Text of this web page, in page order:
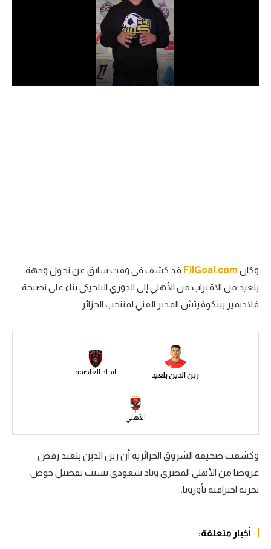
الدوري السعودي للمحترفين
سعودي في الجول
الدوري الإنجليزي
أمم إفريقيا
كرة السلة الأمريكية
كرة سلة
كرة طائرة
وكان
قد كشف في وقت سابق عن تحول وجهة
بلعيد من الاقتراب من الأهلي إلى الدوري البلجيكي بناء على نصيحة
فلاديمير بيتكوفيتش المدير الفني لمنتخب الجزائر.
زين الدين بلعيد اتحاد العاصمة
الأهلي
وكشفت صحيفة الشروق الجزائرية أن زين الدين بلعيد رفض
عروضا من الأهلي المصري وناد سعودي بسبب تفضيل خوض
تجربة احترافية بأوروبا.
أخبار متعلقة: